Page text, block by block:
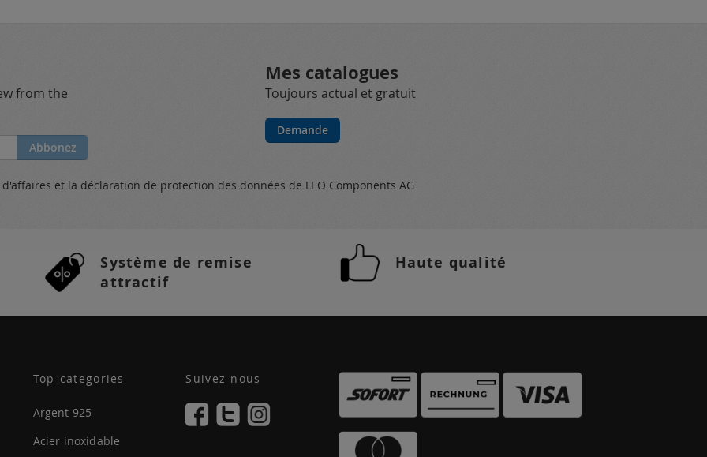
from the
Abbonez
Mes catalogues
Toujours actual et gratuit
Demande
d'affaires et la déclaration de protection des données de LEO Components AG
Système de remise
attractif
Haute qualité
Top-categories
Argent 925
Acier inoxidable
Suivez-nous